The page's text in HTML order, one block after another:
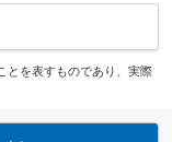
とを表すものであり、実際